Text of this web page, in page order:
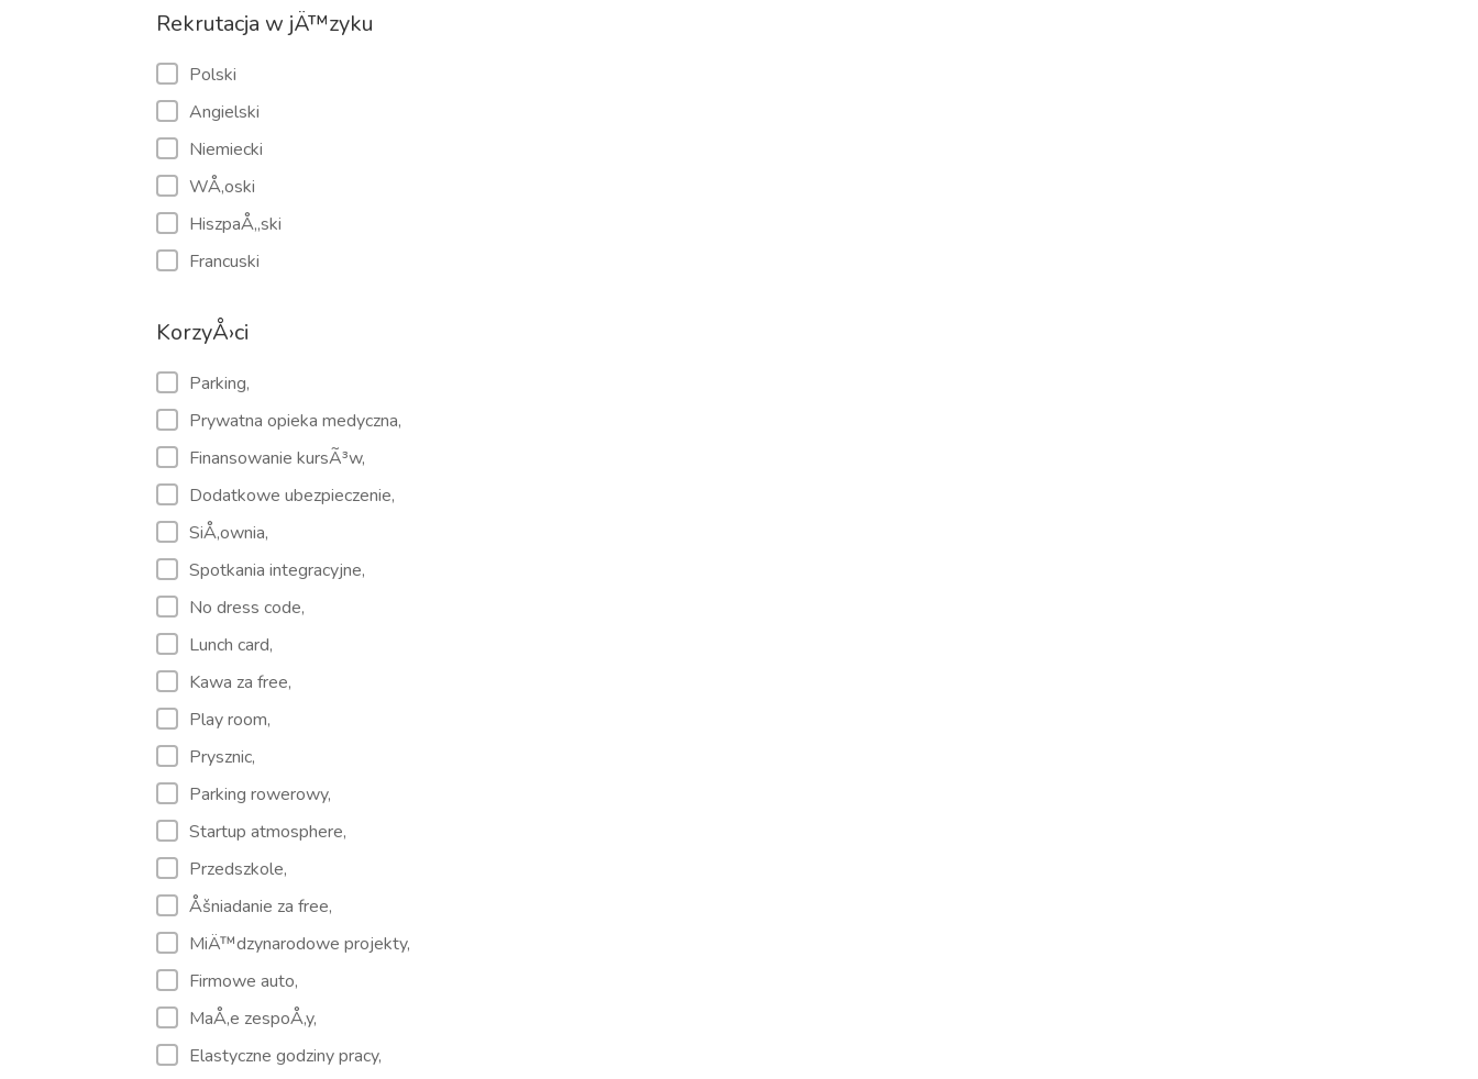
Rekrutacja w jÄ™zyku
Polski
Angielski
Niemiecki
WÅ‚oski
HiszpaÅ„ski
Francuski
KorzyÅ›ci
Parking,
Prywatna opieka medyczna,
Finansowanie kursÃ³w,
Dodatkowe ubezpieczenie,
SiÅ‚ownia,
Spotkania integracyjne,
No dress code,
Lunch card,
Kawa za free,
Play room,
Prysznic,
Parking rowerowy,
Startup atmosphere,
Przedszkole,
Åšniadanie za free,
MiÄ™dzynarodowe projekty,
Firmowe auto,
MaÅ‚e zespoÅ‚y,
Elastyczne godziny pracy,